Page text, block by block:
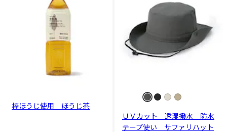
棒ほうじ使用 ほうじ茶
ＵＶカット 透湿撥水 防水
テープ使い サファリハット